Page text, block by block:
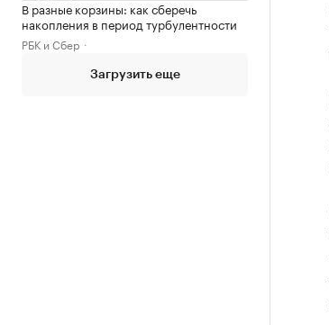
В разные корзины: как сберечь
накопления в период турбулентности
РБК и Сбер
Загрузить еще